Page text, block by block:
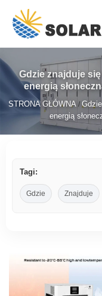
Gdzie znajduje
energią
STRONA GŁÓWNA/
energią
Tagi:
Gdzie Znajduje